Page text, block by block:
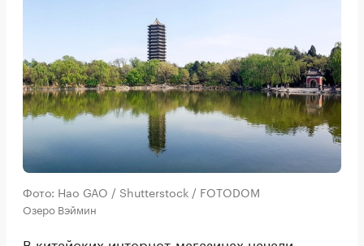
Фото: Hao GAO / Shutterstock / FOTODOM
Озеро Вэймин